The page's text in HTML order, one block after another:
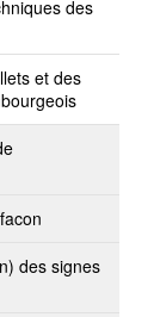
des
et des
des signes